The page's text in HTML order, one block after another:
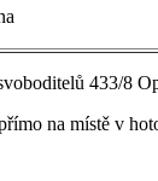
433/8
na místě v